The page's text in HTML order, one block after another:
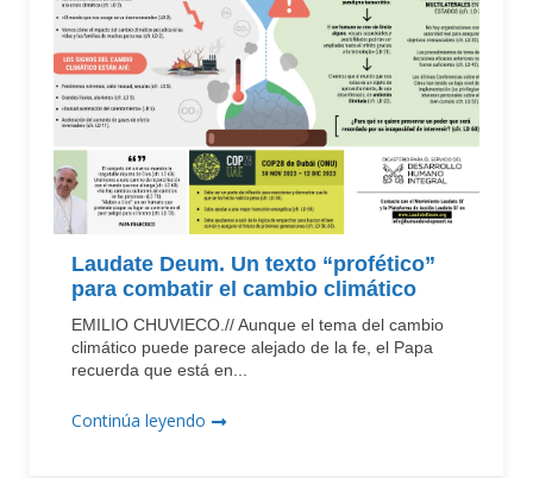
Laudate Deum. Un texto “profético”
para combatir el cambio climático
EMILIO CHUVIECO.// Aunque el tema del cambio
climático puede parece alejado de la fe, el Papa
recuerda que está en...
Continúa leyendo